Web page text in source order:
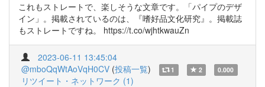
これもストレートで、楽しそうな文章です。「パイプのデザ
イン」。掲載されているのは、『嗜好品文化研究』。掲載誌
もストレートですね。 https://t.co/wjhtkwauZn
2023-06-11 13:45:04
@mboQqWtAoVqH0CV (投稿一覧) 1 2 0.000
リツイート・ネットワーク (1)